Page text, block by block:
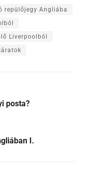
repülőjegy Angliába
Liverpoolból
posta?
I.